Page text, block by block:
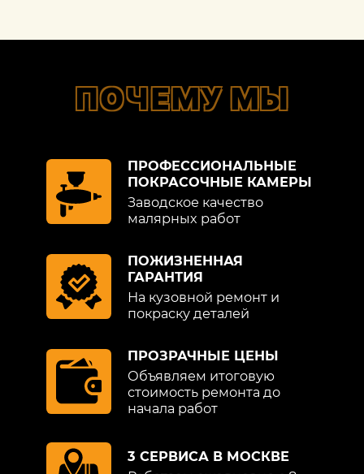
ЗАМЕНЕ ЛОБОВОГО СТЕКЛА
После того, как автомобиль передан
владельцу, наше сотрудничество не
оканчивается. Мы обеспечиваем
клиента полезными рекомендациями по
индивидуального и общего характера.
Общие представляют собой такой
перечень:
не пользоваться подъемником;
не ездить по сильно неровной дороге, не
наезжать на неровности, аккуратно
парковаться;
не превышать скорость сверх 60 км/ч;
ПОЧЕМУ МЫ
ПРОФЕССИОНАЛЬНЫЕ
ПОКРАСОЧНЫЕ КАМЕРЫ
Заводское качество
малярных работ
ПОЖИЗНЕННАЯ
ГАРАНТИЯ
На кузовной ремонт и
покраску деталей
ПРОЗРАЧНЫЕ ЦЕНЫ
Объявляем итоговую
стоимость ремонта до
начала работ
3 СЕРВИСА В МОСКВЕ